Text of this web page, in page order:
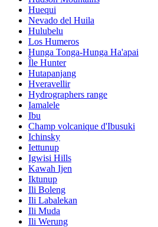
Huequi
Nevado del Huila
Hulubelu
Los Humeros
Hunga Tonga-Hunga Ha'apai
Île Hunter
Hutapanjang
Hveravellir
Hydrographers range
Iamalele
Ibu
Champ volcanique d'Ibusuki
Ichinsky
Iettunup
Igwisi Hills
Kawah Ijen
Iktunup
Ili Boleng
Ili Labalekan
Ili Muda
Ili Werung